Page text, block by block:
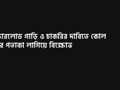
গাড়ি ও চাকরির দাবিতে কোল
পতাকা লাগিয়ে বিক্ষোভ